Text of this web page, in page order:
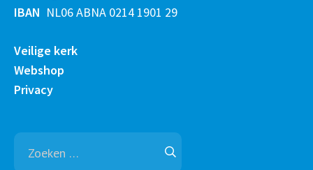
IBAN NL06 ABNA 0214 1901 29
Veilige kerk
Webshop
Privacy
Zoeken
naar: